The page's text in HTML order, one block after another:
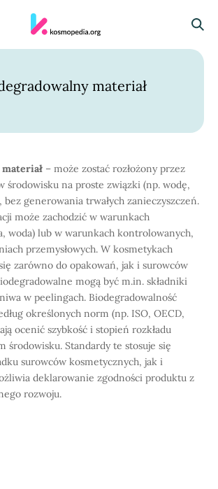
materiał
– może zostać rozłożony przez
środowisku na proste związki (np. wodę,
generowania trwałych zanieczyszczeń.
może zachodzić w warunkach
woda) lub w warunkach kontrolowanych,
przemysłowych. W kosmetykach
zarówno do opakowań, jak i surowców
mogą być m.in. składniki
w peelingach. Biodegradowalność
określonych norm (np. ISO, OECD,
ocenić szybkość i stopień rozkładu
środowisku. Standardy te stosuje się
surowców kosmetycznych, jak i
deklarowanie zgodności produktu z
rozwoju.